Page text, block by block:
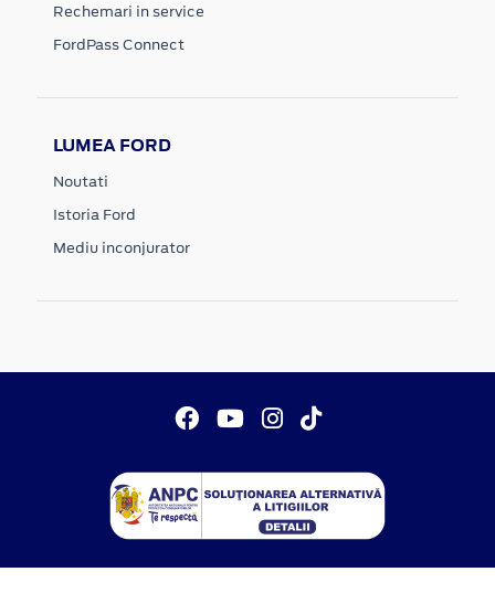
Rechemari in service
FordPass Connect
LUMEA FORD
Noutati
Istoria Ford
Mediu inconjurator